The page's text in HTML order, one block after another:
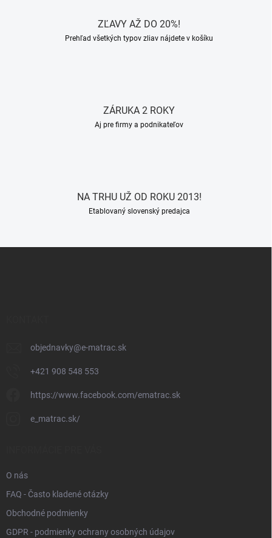
ZĽAVY AŽ DO 20%!
Prehľad všetkých typov zliav nájdete v košíku
ZÁRUKA 2 ROKY
Aj pre firmy a podnikateľov
NA TRHU UŽ OD ROKU 2013!
Etablovaný slovenský predajca
objednavky@e-matrac.sk
+421 908 548 553
https://www.facebook.com/ematrac.sk
e_matrac.sk/
O nás
FAQ - Často kladené otázky
Obchodné podmienky
GDPR - podmienky ochrany osobných údajov